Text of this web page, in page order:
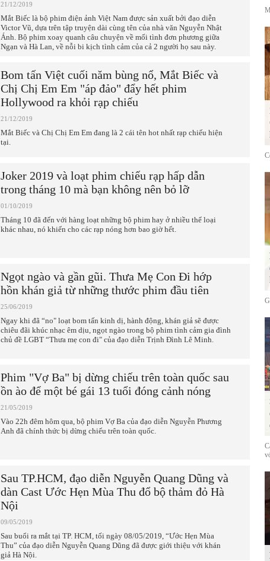
21/12/2019
Mắt Biếc là bộ phim điện ảnh Việt Nam được sản xuất bởi đạo diễn
Victor Vũ, dựa trên tập truyện dài cùng tên của nhà văn Nguyễn Nhật
Ánh. Bộ phim xoay quanh câu chuyện về mối tình đơn phương giữa
Ngạn và Hà Lan, về nỗi bi kịch tình cảm của cả 2 người họ sau này.
Bom tấn Việt cuối năm bùng nổ, Mắt Biếc và
Chị Chị Em Em "áp đảo" đẩy hết phim
Hollywood ra khỏi rạp chiếu
21/12/2019
Mắt Biếc và Chị Chị Em Em đang là 2 cái tên hot nhất rạp chiếu hiện
tại.
Joker 2019 và loạt phim chiếu rạp hấp dẫn
trong tháng 10 mà bạn không nên bỏ lỡ
01/10/2019
Tháng 10 đã đến với hàng loạt những bộ phim hay ở nhiều thể loại
khác nhau, nó khiến cho các rạp nóng hơn bao giờ hết.
Ngọt ngào và gần gũi. Thưa Mẹ Con Đi hớp
hồn khán giả từ những thước phim đầu tiên
25/06/2019
Ngay khi đã “no" loạt bom tấn kinh dị, hành động, khán giả sẽ được
chiêu đãi khúc nhạc êm dịu, ngọt ngào trong bộ phim tình cảm gia đình
chủ đề LGBT “Thưa mẹ con đi" của đạo diễn Trịnh Đình Lê Minh.
Phim "Vợ Ba" bị dừng chiếu trên toàn quốc sau
ồn ào để một bé gái 13 tuổi đóng cảnh nóng
21/05/2019
Vào 22h đêm hôm qua, bộ phim Vợ Ba của đạo diễn Nguyễn Phương
Anh đã chính thức bị dừng chiếu trên toàn quốc.
Sau TP.HCM, đạo diễn Nguyễn Quang Dũng và
dàn Cast Ước Hẹn Mùa Thu đổ bộ thảm đỏ Hà
Nội
09/05/2019
Sau buổi ra mắt tại TP. HCM, tối ngày 08/05/2019, “Ước Hẹn Mùa
Thu” của đạo diễn Nguyễn Quang Dũng đã được giới thiệu với khán
giả Hà Nội.